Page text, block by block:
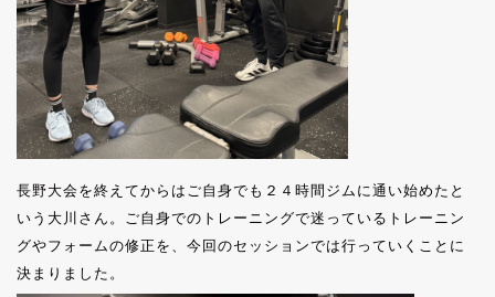
長野大会を終えてからはご自身でも２４時間ジムに通い始めたと
いう大川さん。ご自身でのトレーニングで迷っているトレーニン
グやフォームの修正を、今回のセッションでは行っていくことに
決まりました。